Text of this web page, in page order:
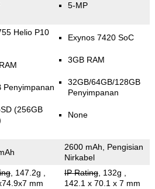
5-MP
Helio P10
Penyimpanan
(256GB
Exynos 7420 SoC
3GB RAM
32GB/64GB/128GB
Penyimpanan
None
2600 mAh, Pengisian
Nirkabel
, 147.2g
mm
IP Rating, 132g
142.1 x 70.1 x 7 mm